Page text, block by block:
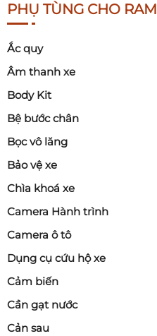
PHỤ TÙNG CHO RAM
Ắc quy
Âm thanh xe
Body Kit
Bệ bước chân
Bọc vô lăng
Bảo vệ xe
Chìa khoá xe
Camera Hành trình
Camera ô tô
Dụng cụ cứu hộ xe
Cảm biến
Cần gạt nước
Cản sau